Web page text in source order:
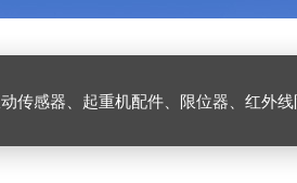
传感器、起重机配件、限位器、红外线防撞器